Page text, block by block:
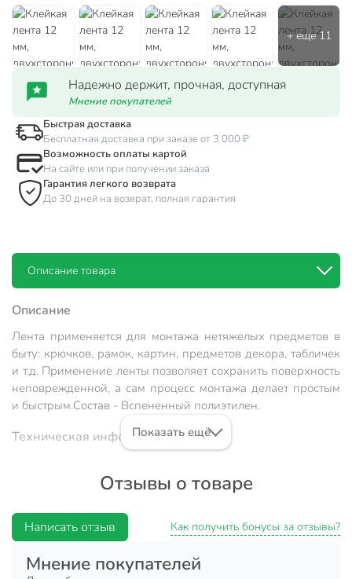
Надежно держит, прочная, доступная
Мнение покупателей
Быстрая доставка
Бесплатная доставка при заказе от 3 000 ₽
Возможность оплаты картой
На сайте или при получении заказа
Гарантия легкого возврата
До 30 дней на возврат, полная гарантия
Описание товара
Описание
Лента применяется для монтажа нетяжелых предметов в
быту: крючков, рамок, картин, предметов декора, табличек
и т.д. Применение ленты позволяет сохранить поверхность
неповрежденной, а сам процесс монтажа делает простым
и быстрым.Состав - Вспененный полиэтилен.
Техническая информация
12 мм
Страна производства
Китай
Показать ещё
Отзывы о товаре
Написать отзыв Как получить бонусы за отзывы?
Мнение покупателей